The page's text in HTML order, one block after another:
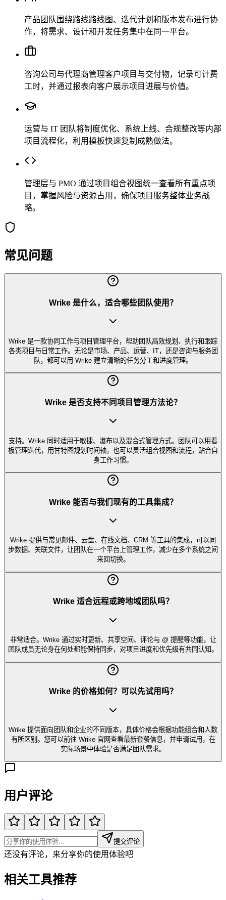
产品团队围绕路线路线图、迭代计划和版本发布进行协
作，将需求、设计和开发任务集中在同一平台。
咨询公司与代理商管理客户项目与交付物，记录可计费
工时，并通过报表向客户展示项目进展与价值。
运营与 IT 团队将制度优化、系统上线、合规整改等内部
项目流程化，利用模板快速复制成熟做法。
管理层与 PMO 通过项目组合视图统一查看所有重点项
目，掌握风险与资源占用，确保项目服务整体业务战
略。
常见问题
Wrike 是什么，适合哪些团队使用？
Wrike 是一款协同工作与项目管理平台，帮助团队高效规划、执行和跟踪
各类项目与日常工作。无论是市场、产品、运营、IT，还是咨询与服务团
队，都可以用 Wrike 建立清晰的任务分工和进度管理。
Wrike 是否支持不同项目管理方法论？
支持。Wrike 同时适用于敏捷、瀑布以及混合式管理方式。团队可以用看
板管理迭代，用甘特图规划时间轴，也可以灵活组合视图和流程，贴合自
身工作习惯。
Wrike 能否与我们现有的工具集成？
Wrike 提供与常见邮件、云盘、在线文档、CRM 等工具的集成，可以同
步数据、关联文件，让团队在一个平台上管理工作，减少在多个系统之间
来回切换。
Wrike 适合远程或跨地域团队吗？
非常适合。Wrike 通过实时更新、共享空间、评论与 @ 提醒等功能，让
团队成员无论身在何处都能保持同步，对项目进度和优先级有共同认知。
Wrike 的价格如何？可以先试用吗？
Wrike 提供面向团队和企业的不同版本，具体价格会根据功能组合和人数
有所区别。您可以前往 Wrike 官网查看最新套餐信息，并申请试用，在
实际场景中体验是否满足团队需求。
用户评论
提交评论
还没有评论，来分享你的使用体验吧
相关工具推荐